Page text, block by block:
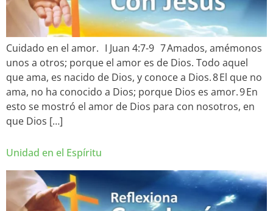
Cuidado en el amor. I Juan 4:7-9 7 Amados, amémonos
unos a otros; porque el amor es de Dios. Todo aquel
que ama, es nacido de Dios, y conoce a Dios. 8 El que no
ama, no ha conocido a Dios; porque Dios es amor. 9 En
esto se mostró el amor de Dios para con nosotros, en
que Dios […]
Unidad en el Espíritu